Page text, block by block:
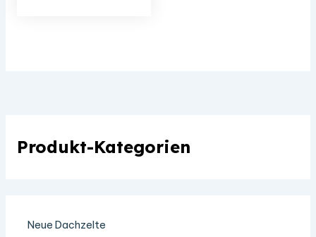
Produktseite
Produkt-Kategorien
Neue Dachzelte